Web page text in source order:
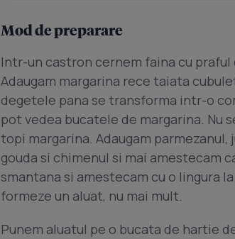
Mod de preparare
Intr-un castron cernem faina cu
Adaugam margarina rece taiata
degetele pana se transforma intr-o
pot vedea bucatele de margarina. Nu
topi margarina. Adaugam
gouda si chimenul si mai amestecam
smantana si amestecam cu o lingura
formeze un aluat, nu mai mult.
Punem aluatul pe o bucata de hartie